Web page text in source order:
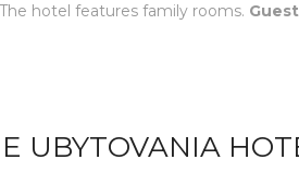
hotel features family rooms.
UBYTOVANIA